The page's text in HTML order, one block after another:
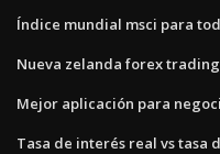
Índice mundial msci para
Nueva zelanda forex
Mejor aplicación para
Tasa de interés real vs tasa